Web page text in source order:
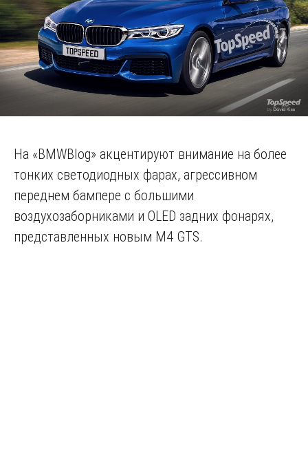
На «BMWBlog» акцентируют внимание на более
тонких светодиодных фарах, агрессивном
переднем бампере с большими
воздухозаборниками и OLED задних фонарях,
представленных новым M4 GTS.